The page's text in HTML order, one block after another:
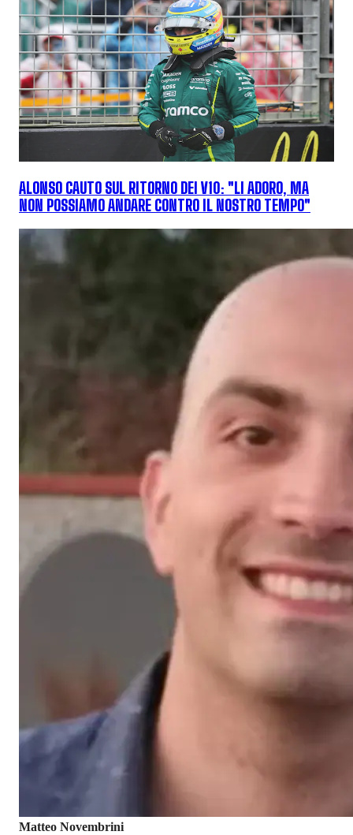
ALONSO CAUTO SUL RITORNO DEI V10: "LI ADORO, MA
NON POSSIAMO ANDARE CONTRO IL NOSTRO TEMPO"
Matteo Novembrini